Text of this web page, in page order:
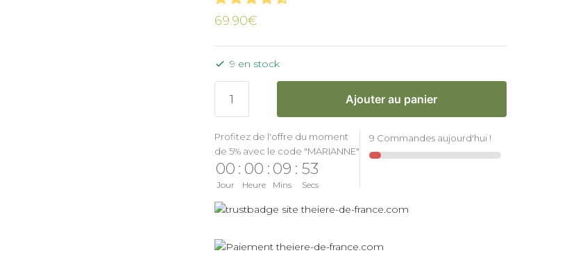
69.90€
9 en stock
Ajouter au panier
Profitez de l'offre du moment
de 5% avec le code "MARIANNE"
00
Jour
: 00
Heure
: 09
Mins
: 52
Secs
9 Commandes aujourd'hui !